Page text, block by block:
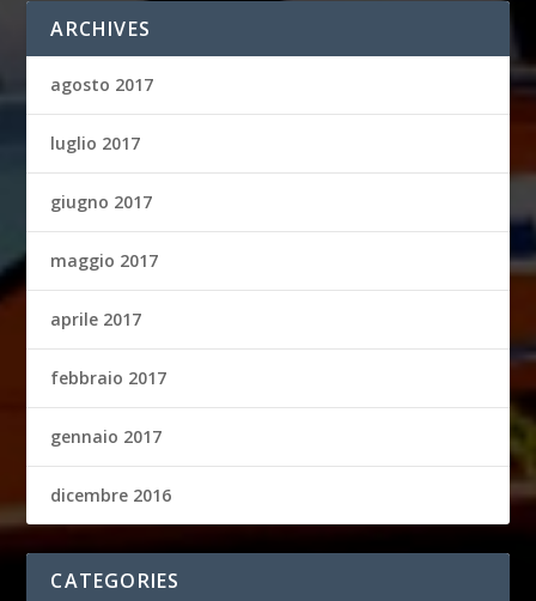
ARCHIVES
agosto 2017
luglio 2017
giugno 2017
maggio 2017
aprile 2017
febbraio 2017
gennaio 2017
dicembre 2016
CATEGORIES